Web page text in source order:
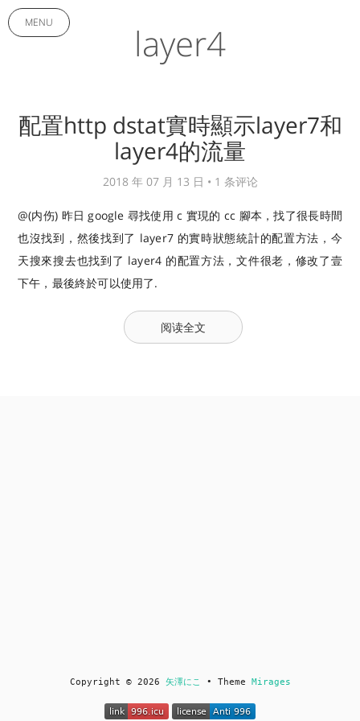
MENU layer4
配置http dstat實時顯示layer7和
layer4的流量
2018 年 07 月 13 日 • 1 条评论
@(内伤) 昨日 google 尋找使用 c 實現的 cc 腳本，找了很長時間
也沒找到，然後找到了 layer7 的實時狀態統計的配置方法，今
天搜來搜去也找到了 layer4 的配置方法，文件很老，修改了壹
下午，最後終於可以使用了.
阅读全文
Copyright © 2026 矢澤にこ • Theme Mirages